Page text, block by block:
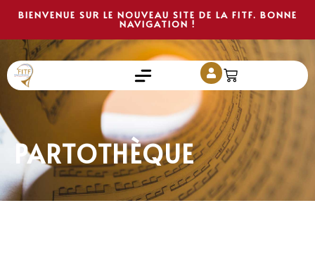
BIENVENUE SUR LE NOUVEAU SITE DE LA FITF. BONNE
NAVIGATION !
PARTOTHÈQUE